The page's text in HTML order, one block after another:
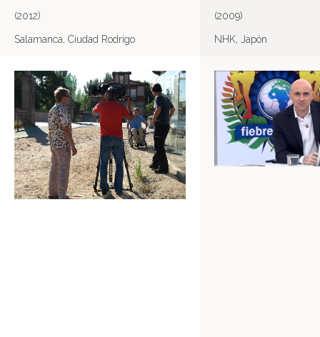
(2012)
Salamanca, Ciudad Rodrigo
(2009)
NHK, Japón